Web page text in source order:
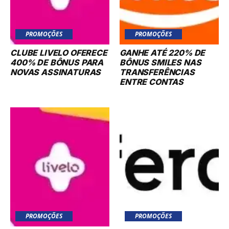
PROMOÇÕES
CLUBE LIVELO OFERECE
400% DE BÔNUS PARA
NOVAS ASSINATURAS
PROMOÇÕES
GANHE ATÉ 220% DE
BÔNUS SMILES NAS
TRANSFERÊNCIAS
ENTRE CONTAS
PROMOÇÕES PROMOÇÕES